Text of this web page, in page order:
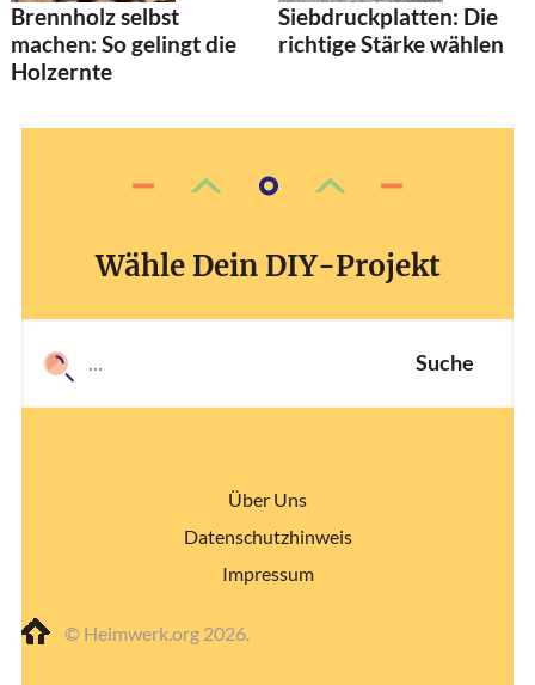
Brennholz selbst
machen: So gelingt die
Holzernte
Siebdruckplatten: Die
richtige Stärke wählen
Wähle Dein DIY-Projekt
Suche
© Heimwerk.org 2026.
Über Uns
Datenschutzhinweis
Impressum